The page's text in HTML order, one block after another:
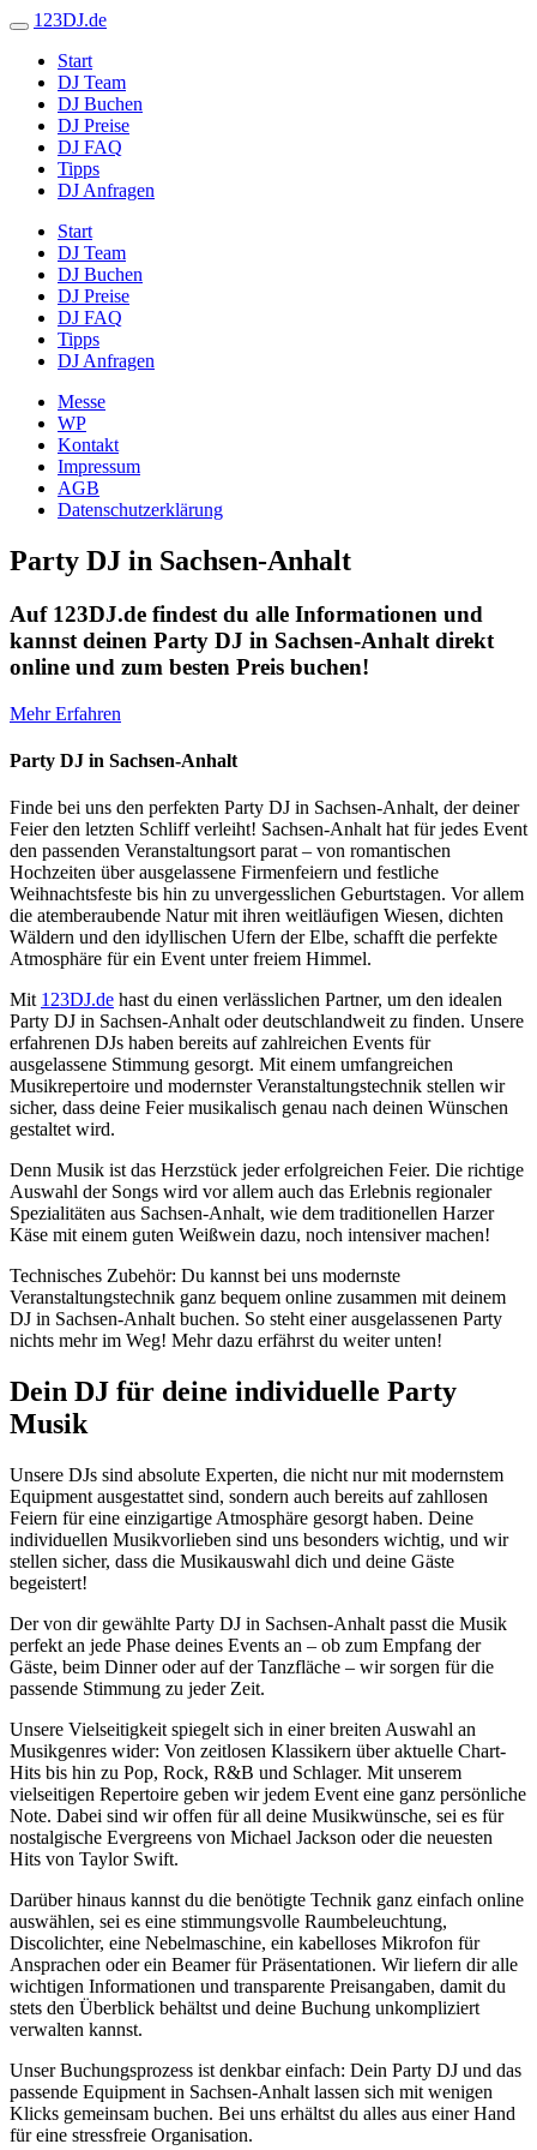
123DJ.de
Start
DJ Team
DJ Buchen
DJ Preise
DJ FAQ
Tipps
DJ Anfragen
Start
DJ Team
DJ Buchen
DJ Preise
DJ FAQ
Tipps
DJ Anfragen
Messe
WP
Kontakt
Impressum
AGB
Datenschutzerklärung
Party DJ in Sachsen-Anhalt
Auf 123DJ.de findest du alle Informationen und
kannst deinen Party DJ in Sachsen-Anhalt direkt
online und zum besten Preis buchen!
Mehr Erfahren
Party DJ in Sachsen-Anhalt
Finde bei uns den perfekten Party DJ in Sachsen-Anhalt, der deiner
Feier den letzten Schliff verleiht! Sachsen-Anhalt hat für jedes Event
den passenden Veranstaltungsort parat – von romantischen
Hochzeiten über ausgelassene Firmenfeiern und festliche
Weihnachtsfeste bis hin zu unvergesslichen Geburtstagen. Vor allem
die atemberaubende Natur mit ihren weitläufigen Wiesen, dichten
Wäldern und den idyllischen Ufern der Elbe, schafft die perfekte
Atmosphäre für ein Event unter freiem Himmel.
Mit 123DJ.de hast du einen verlässlichen Partner, um den idealen
Party DJ in Sachsen-Anhalt oder deutschlandweit zu finden. Unsere
erfahrenen DJs haben bereits auf zahlreichen Events für
ausgelassene Stimmung gesorgt. Mit einem umfangreichen
Musikrepertoire und modernster Veranstaltungstechnik stellen wir
sicher, dass deine Feier musikalisch genau nach deinen Wünschen
gestaltet wird.
Denn Musik ist das Herzstück jeder erfolgreichen Feier. Die richtige
Auswahl der Songs wird vor allem auch das Erlebnis regionaler
Spezialitäten aus Sachsen-Anhalt, wie dem traditionellen Harzer
Käse mit einem guten Weißwein dazu, noch intensiver machen!
Technisches Zubehör: Du kannst bei uns modernste
Veranstaltungstechnik ganz bequem online zusammen mit deinem
DJ in Sachsen-Anhalt buchen. So steht einer ausgelassenen Party
nichts mehr im Weg! Mehr dazu erfährst du weiter unten!
Dein DJ für deine individuelle Party
Musik
Unsere DJs sind absolute Experten, die nicht nur mit modernstem
Equipment ausgestattet sind, sondern auch bereits auf zahllosen
Feiern für eine einzigartige Atmosphäre gesorgt haben. Deine
individuellen Musikvorlieben sind uns besonders wichtig, und wir
stellen sicher, dass die Musikauswahl dich und deine Gäste
begeistert!
Der von dir gewählte Party DJ in Sachsen-Anhalt passt die Musik
perfekt an jede Phase deines Events an – ob zum Empfang der
Gäste, beim Dinner oder auf der Tanzfläche – wir sorgen für die
passende Stimmung zu jeder Zeit.
Unsere Vielseitigkeit spiegelt sich in einer breiten Auswahl an
Musikgenres wider: Von zeitlosen Klassikern über aktuelle Chart-
Hits bis hin zu Pop, Rock, R&B und Schlager. Mit unserem
vielseitigen Repertoire geben wir jedem Event eine ganz persönliche
Note. Dabei sind wir offen für all deine Musikwünsche, sei es für
nostalgische Evergreens von Michael Jackson oder die neuesten
Hits von Taylor Swift.
Darüber hinaus kannst du die benötigte Technik ganz einfach online
auswählen, sei es eine stimmungsvolle Raumbeleuchtung,
Discolichter, eine Nebelmaschine, ein kabelloses Mikrofon für
Ansprachen oder ein Beamer für Präsentationen. Wir liefern dir alle
wichtigen Informationen und transparente Preisangaben, damit du
stets den Überblick behältst und deine Buchung unkompliziert
verwalten kannst.
Unser Buchungsprozess ist denkbar einfach: Dein Party DJ und das
passende Equipment in Sachsen-Anhalt lassen sich mit wenigen
Klicks gemeinsam buchen. Bei uns erhältst du alles aus einer Hand
für eine stressfreie Organisation.